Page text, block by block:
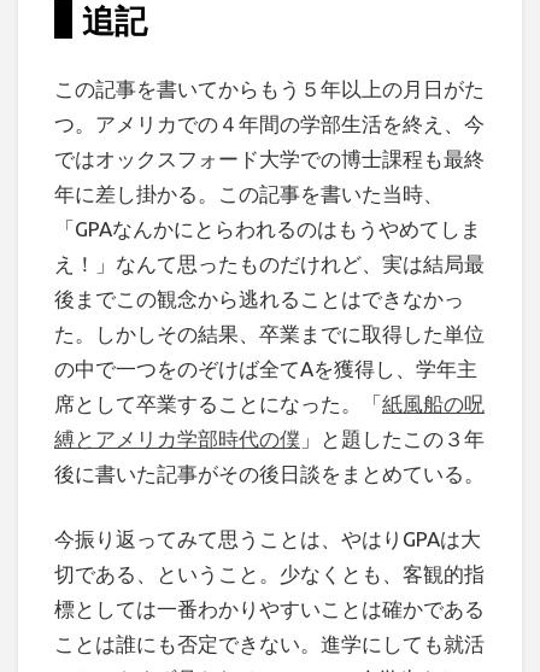
追記
この記事を書いてからもう５年以上の月日がた
つ。アメリカでの４年間の学部生活を終え、今
ではオックスフォード大学での博士課程も最終
年に差し掛かる。この記事を書いた当時、
「GPAなんかにとらわれるのはもうやめてしま
え！」なんて思ったものだけれど、実は結局最
後までこの観念から逃れることはできなかっ
た。しかしその結果、卒業までに取得した単位
の中で一つをのぞけば全てAを獲得し、学年主
席として卒業することになった。「紙風船の呪
縛とアメリカ学部時代の僕 」と題したこの３年
後に書いた記事がその後日談をまとめている。
今振り返ってみて思うことは、やはりGPAは大
切である、ということ。少なくとも、客観的指
標としては一番わかりやすいことは確かである
ことは誰にも否定できない。進学にしても就活